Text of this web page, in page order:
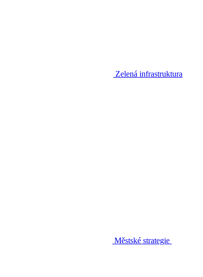
Zelená infrastruktura
Městské strategie